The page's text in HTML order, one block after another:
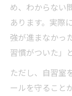
め、わからない
あります。実際
強が進まなかっ
習慣がついた」
ただし、自習室
ールを守ること